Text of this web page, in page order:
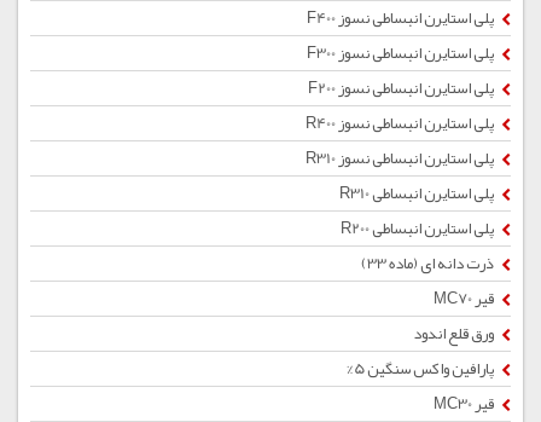
پلی استایرن انبساطی نسوز F400
پلی استایرن انبساطی نسوز F300
پلی استایرن انبساطی نسوز F200
پلی استایرن انبساطی نسوز R400
پلی استایرن انبساطی نسوز R310
پلی استایرن انبساطی R310
پلی استایرن انبساطی R200
ذرت دانه ای (ماده 33)
قیر MC70
ورق قلع اندود
پارافین واکس سنگین 5%
قیر MC30